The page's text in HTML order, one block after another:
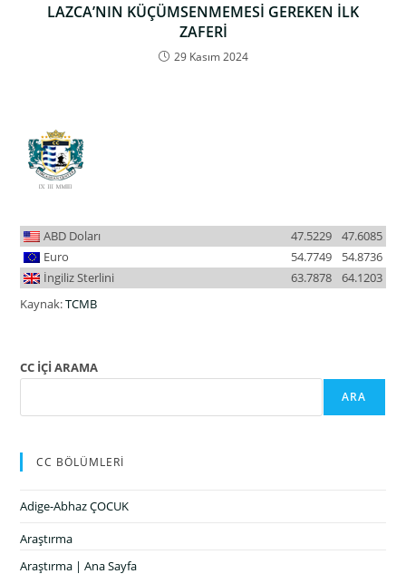
LAZCA’NIN KÜÇÜMSENMEMESİ GEREKEN İLK
ZAFERİ
29 Kasım 2024
ABD Doları 47.6085
47.5229
Euro
54.8736
54.7749
İngiliz Sterlini
64.1203
63.7878
Kaynak:TCMB
CC İÇİ ARAMA
ARA
CC BÖLÜMLERİ
Adige-Abhaz ÇOCUK
Araştırma
Araştırma | Ana Sayfa